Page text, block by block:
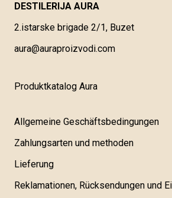
DESTILERIJA AURA
2.istarske brigade 2/1, Buzet
aura@auraproizvodi.com
Produktkatalog Aura
Allgemeine Geschäftsbedingungen
Zahlungsarten und methoden
Lieferung
Reklamationen, Rücksendungen und